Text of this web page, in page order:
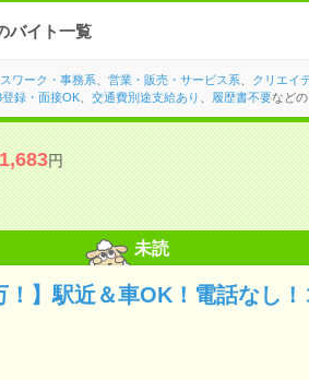
バイト一覧
ワーク・事務系 営業・販売・サービス系 クリエイ
登録・面接OK、 交通費別途支給あり 履歴書不要などの
円
未読
！】駅近＆車OK！電話なし